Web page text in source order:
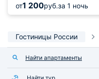
от1 200руб.за 1 ночь
Гостиницы России
Найти апартаменты